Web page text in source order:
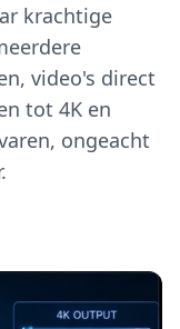
krachtige
video's direct
tot 4K en
ongeacht